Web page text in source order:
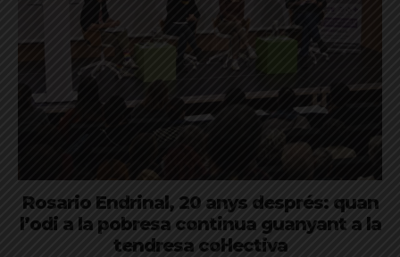
Rosario Endrinal, 20 anys després: quan
l’odi a la pobresa continua guanyant a la
tendresa col·lectiva